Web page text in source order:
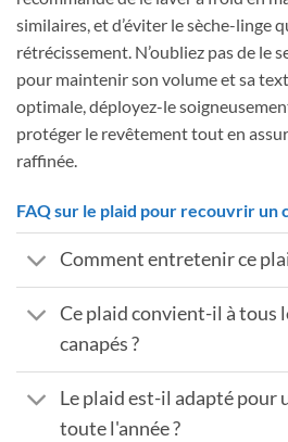
similaires, et d’éviter le sèche-linge
rétrécissement. N’oubliez pas de le
pour maintenir son volume et sa
optimale, déployez-le
protéger le revêtement tout en
raffinée.
FAQ sur le plaid pour recouvrir un
Comment entretenir ce
Ce plaid convient-il à tous
canapés ?
Le plaid est-il adapté pour
toute l'année ?